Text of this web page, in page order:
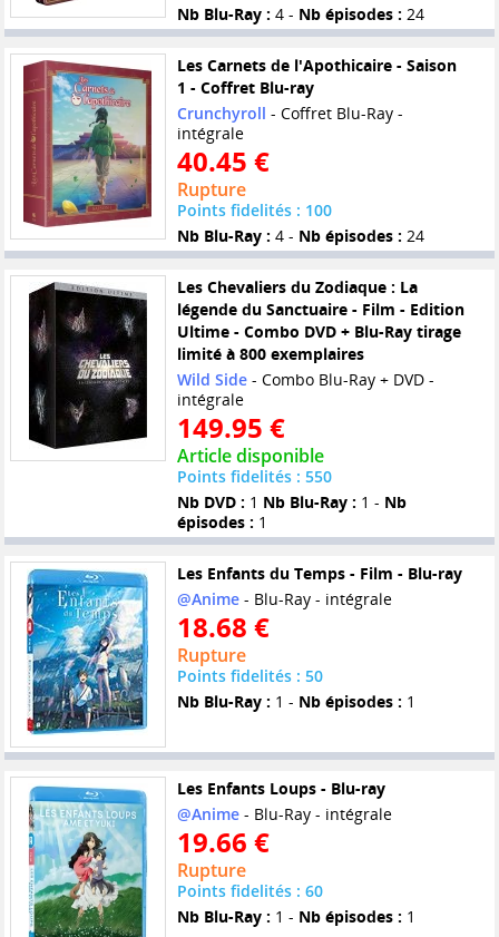
Nb Blu-Ray : 4 - Nb épisodes : 24
Les Carnets de l'Apothicaire - Saison
1 - Coffret Blu-ray
Crunchyroll - Coffret Blu-Ray -
intégrale
40.45 €
Rupture
Points fidelités : 100
Nb Blu-Ray : 4 - Nb épisodes : 24
Les Chevaliers du Zodiaque : La
légende du Sanctuaire - Film - Edition
Ultime - Combo DVD + Blu-Ray tirage
limité à 800 exemplaires
Wild Side- Combo Blu-Ray + DVD -
intégrale
149.95 €
Article disponible
Points fidelités : 550
Nb DVD : 1 Nb Blu-Ray : 1 - Nb
épisodes : 1
Les Enfants du Temps - Film - Blu-ray
@Anime- Blu-Ray - intégrale
18.68 €
Rupture
Points fidelités : 50
Nb Blu-Ray : 1 - Nb épisodes : 1
Les Enfants Loups - Blu-ray
@Anime- Blu-Ray - intégrale
19.66 €
Rupture
Points fidelités : 60
Nb Blu-Ray : 1 - Nb épisodes : 1